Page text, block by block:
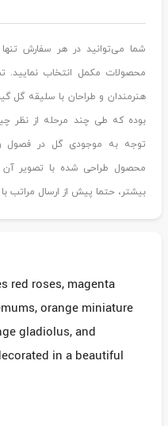
شما می‌توانید در هر سفارش
محصولات مکمل انتخاب
هنرمندان و طراحان با سلیقه گل
بوده که طی چند مرحله از نظر
توجه به موجودی گل در فصول
بیشتر، حتما پیش از ارسال مراتب
red roses, magenta
orange miniature
gladiolus, and
in a beautiful